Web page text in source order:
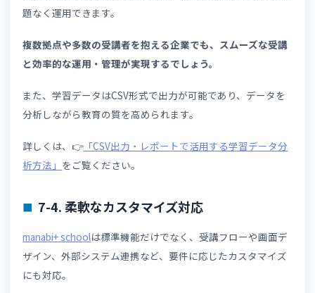
動画配信や理解度テスト、受講進捗管理など、企業研修に
スマートフォンからの受講にも対応しているため、場所や
また、標準機能だけでは対応が難しい場合には、要件に応
たカスタマイズにも対応可能です。
外国人材の受け入れ規模や教育内容に合わせて柔軟に運用
企業で活用されています。
ここでは、外国人材研修に向いているmanabi+ school
を紹介します。